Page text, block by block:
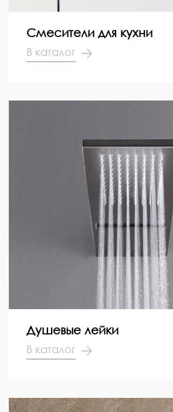
Смесители для кухни
В каталог
Душевые лейки
В каталог